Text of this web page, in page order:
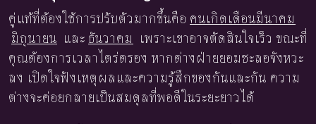
คู่แท้ที่ต้องใช้การปรับตัวมากขึ้นคือ คนเกิดเดือนมีนาคม
มิถุนายน และ ธันวาคม เพราะเขาอาจตัดสินใจเร็ว ขณะที่
คุณต้องการเวลาไตร่ตรอง หากต่างฝ่ายยอมชะลอจังหวะ
ลง เปิดใจฟังเหตุผลและความรู้สึกของกันและกัน ความ
ต่างจะค่อยกลายเป็นสมดุลที่พอดีในระยะยาวได้